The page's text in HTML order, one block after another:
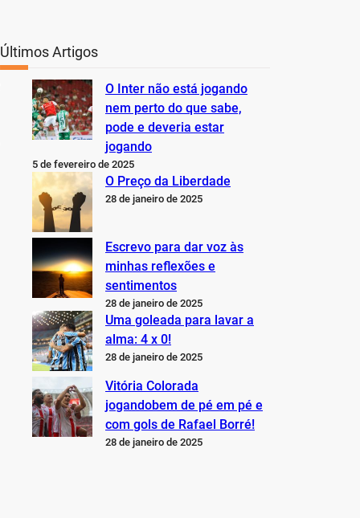
Últimos Artigos
O Inter não está jogando
nem perto do que sabe,
pode e deveria estar
jogando
5 de fevereiro de 2025
O Preço da Liberdade
28 de janeiro de 2025
Escrevo para dar voz às
minhas reflexões e
sentimentos
28 de janeiro de 2025
Uma goleada para lavar a
alma: 4 x 0!
28 de janeiro de 2025
Vitória Colorada
jogandobem de pé em pé e
com gols de Rafael Borré!
28 de janeiro de 2025